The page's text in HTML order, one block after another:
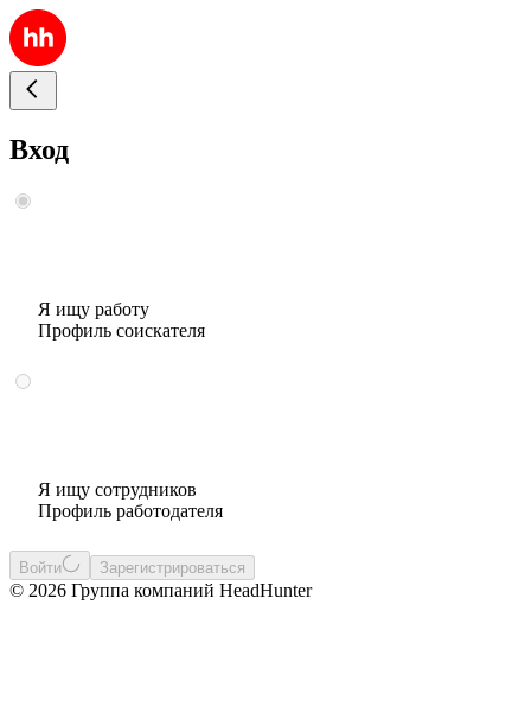
Вход
Я ищу работу
Профиль соискателя
Я ищу сотрудников
Профиль работодателя
Войти Зарегистрироваться
© 2026 Группа компаний HeadHunter